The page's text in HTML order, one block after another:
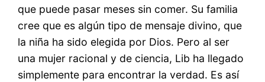
que puede pasar meses sin comer. Su familia
cree que es algún tipo de mensaje divino, que
la niña ha sido elegida por Dios. Pero al ser
una mujer racional y de ciencia, Lib ha llegado
simplemente para encontrar la verdad. Es así